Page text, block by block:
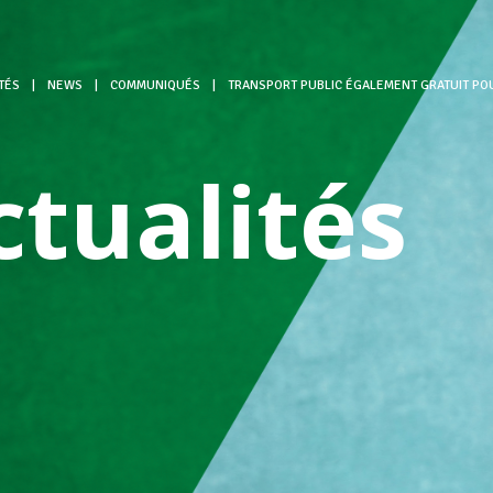
NEWS COMMUNIQUÉS TRANSPORT PUBLIC ÉGALEMENT GRATUIT